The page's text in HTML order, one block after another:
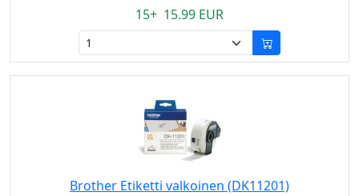
15+ 15.99 EUR
Brother Etiketti valkoinen (DK11201)